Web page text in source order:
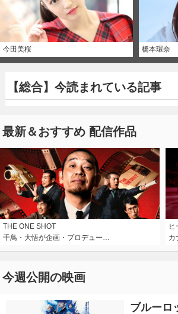
今田美桜 橋本環奈
【総合】今読まれている記事
最新＆おすすめ 配信作品
THE ONE SHOT
千鳥・大悟が企画・プロデュー…
ヒ
カ
今週公開の映画
ブルーロ